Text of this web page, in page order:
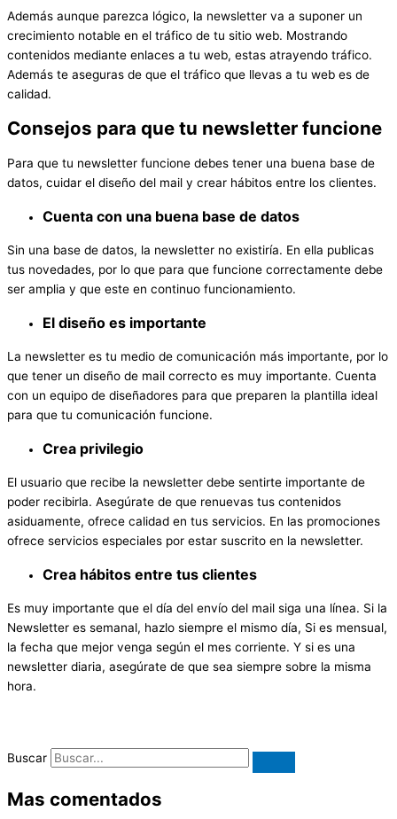
Además aunque parezca lógico, la newsletter va a suponer un
crecimiento notable en el tráfico de tu sitio web. Mostrando
contenidos mediante enlaces a tu web, estas atrayendo tráfico.
Además te aseguras de que el tráfico que llevas a tu web es de
calidad.
Consejos para que tu newsletter funcione
Para que tu newsletter funcione debes tener una buena base de
datos, cuidar el diseño del mail y crear hábitos entre los clientes.
Cuenta con una buena base de datos
Sin una base de datos, la newsletter no existiría. En ella publicas
tus novedades, por lo que para que funcione correctamente debe
ser amplia y que este en continuo funcionamiento.
El diseño es importante
La newsletter es tu medio de comunicación más importante, por lo
que tener un diseño de mail correcto es muy importante. Cuenta
con un equipo de diseñadores para que preparen la plantilla ideal
para que tu comunicación funcione.
Crea privilegio
El usuario que recibe la newsletter debe sentirte importante de
poder recibirla. Asegúrate de que renuevas tus contenidos
asiduamente, ofrece calidad en tus servicios. En las promociones
ofrece servicios especiales por estar suscrito en la newsletter.
Crea hábitos entre tus clientes
Es muy importante que el día del envío del mail siga una línea. Si la
Newsletter es semanal, hazlo siempre el mismo día, Si es mensual,
la fecha que mejor venga según el mes corriente. Y si es una
newsletter diaria, asegúrate de que sea siempre sobre la misma
hora.
Buscar
Mas comentados